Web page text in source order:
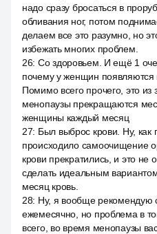
надо сразу бросаться в
обливания ног, потом
делаем все это разумно, но
избежать многих проблем.
26: Со здоровьем. И ещё 1
почему у женщин
Помимо всего прочего, это из
менопаузы прекращаются
женщины каждый месяц
27: Был выброс крови. Ну, как
происходило самоочищение
крови прекратились, и это не
сделать идеальным
месяц кровь.
28: Ну, я вообще рекомендую
ежемесячно, но проблема в
всего, во время менопаузы